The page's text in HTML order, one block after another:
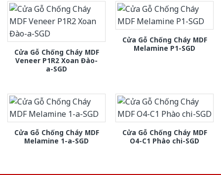
Cửa Gỗ Chống Cháy MDF
Veneer P1R2 Xoan Đào-
a-SGD
Cửa Gỗ Chống Cháy MDF
Melamine P1-SGD
Cửa Gỗ Chống Cháy MDF
Melamine 1-a-SGD
Cửa Gỗ Chống Cháy MDF
O4-C1 Phào chi-SGD